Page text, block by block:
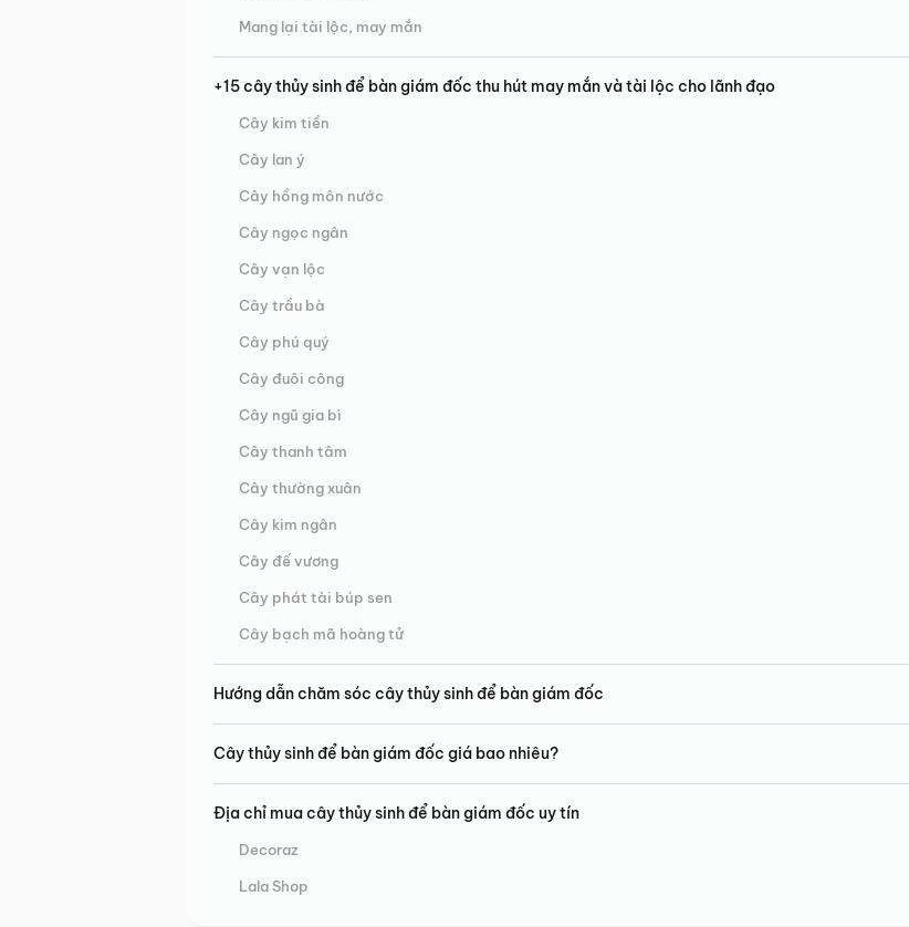
Mang lại tài lộc, may mắn
+15 cây thủy sinh để bàn giám đốc thu hút may mắn và tài lộc cho lãnh đạo
Cây kim tiền
Cây lan ý
Cây hồng môn nước
Cây ngọc ngân
Cây vạn lộc
Cây trầu bà
Cây phú quý
Cây đuôi công
Cây ngũ gia bì
Cây thanh tâm
Cây thường xuân
Cây kim ngân
Cây đế vương
Cây phát tài búp sen
Cây bạch mã hoàng tử
Hướng dẫn chăm sóc cây thủy sinh để bàn giám đốc
Cây thủy sinh để bàn giám đốc giá bao nhiêu?
Địa chỉ mua cây thủy sinh để bàn giám đốc uy tín
Decoraz
Lala Shop